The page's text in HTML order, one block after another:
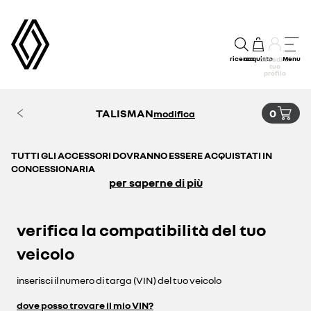
ricercaacquistoaccedi al
tuo
profilo
Menu
TALISMANmodifica 0
TUTTI GLI ACCESSORI DOVRANNO ESSERE ACQUISTATI IN
CONCESSIONARIA
per saperne di più
verifica la compatibilità del tuo
veicolo
inserisci il numero di targa (VIN) del tuo veicolo
dove posso trovare il mio VIN?